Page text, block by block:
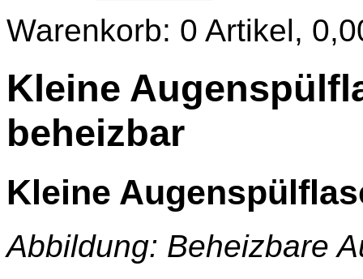
Warenkorb: 0 Artikel,
Kleine
beheizbar
Kleine
Abbildung: Beheizbare